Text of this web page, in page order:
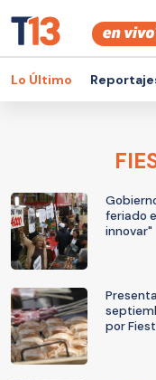
Lo Último
feriado
innovar"
por